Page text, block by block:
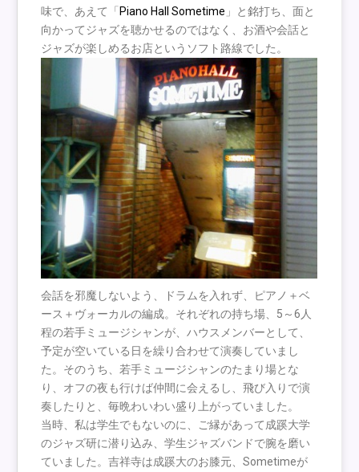
味で、あえて「 Piano Hall Sometime 」と銘打ち、面と
向かってジャズを聴かせるのではなく、お酒や会話と
ジャズが楽しめるお店というソフト路線でした。
会話を邪魔しないよう、ドラムを入れず、ピアノ＋ベ
ース＋ヴォーカルの編成。それぞれの持ち場、5～6人
程の若手ミュージシャンが、ハウスメンバーとして、
予定が空いている日を繰り合わせて演奏していまし
た。そのうち、若手ミュージシャンのたまり場とな
り、オフの夜も行けば仲間に会えるし、飛び入りで演
奏したりと、毎晩わいわい盛り上がっていました。
当時、私は学生でもないのに、ご縁があって成蹊大学
のジャズ研に潜り込み、学生ジャズバンドで腕を磨い
ていました。吉祥寺は成蹊大のお膝元、Sometimeが